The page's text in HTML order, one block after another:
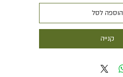
הוספה לסל
קנייה